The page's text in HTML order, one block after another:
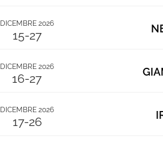
DICEMBRE 2026
15-27
DICEMBRE 2026
16-27
DICEMBRE 2026
17-26